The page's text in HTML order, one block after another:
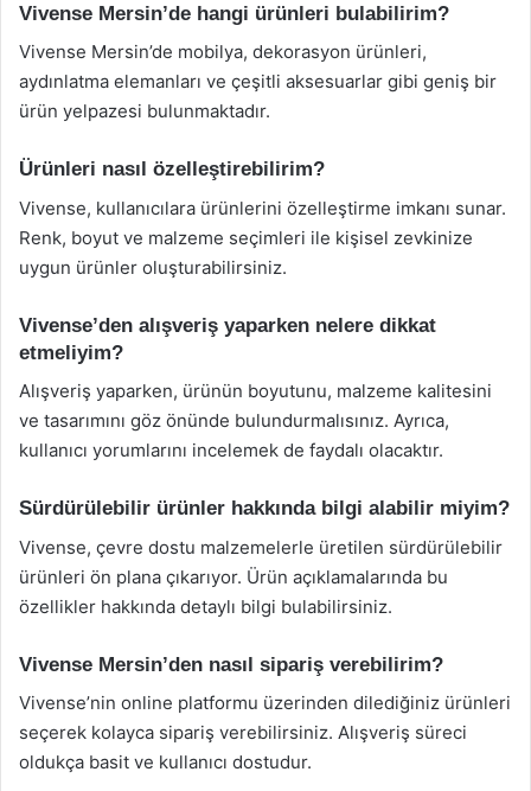
Vivense Mersin’de hangi ürünleri bulabilirim?
Vivense Mersin’de mobilya, dekorasyon ürünleri,
aydınlatma elemanları ve çeşitli aksesuarlar gibi geniş bir
ürün yelpazesi bulunmaktadır.
Ürünleri nasıl özelleştirebilirim?
Vivense, kullanıcılara ürünlerini özelleştirme imkanı sunar.
Renk, boyut ve malzeme seçimleri ile kişisel zevkinize
uygun ürünler oluşturabilirsiniz.
Vivense’den alışveriş yaparken nelere dikkat
etmeliyim?
Alışveriş yaparken, ürünün boyutunu, malzeme kalitesini
ve tasarımını göz önünde bulundurmalısınız. Ayrıca,
kullanıcı yorumlarını incelemek de faydalı olacaktır.
Sürdürülebilir ürünler hakkında bilgi alabilir miyim?
Vivense, çevre dostu malzemelerle üretilen sürdürülebilir
ürünleri ön plana çıkarıyor. Ürün açıklamalarında bu
özellikler hakkında detaylı bilgi bulabilirsiniz.
Vivense Mersin’den nasıl sipariş verebilirim?
Vivense’nin online platformu üzerinden dilediğiniz ürünleri
seçerek kolayca sipariş verebilirsiniz. Alışveriş süreci
oldukça basit ve kullanıcı dostudur.